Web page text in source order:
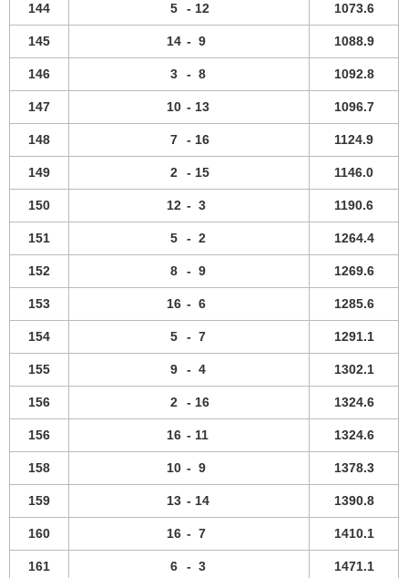
144 5 - 12 1073.6
145 14 - 9 1088.9
146 3 - 8 1092.8
147 10 - 13 1096.7
148 7 - 16 1124.9
149 2 - 15 1146.0
150 12 - 3 1190.6
151 5 - 2 1264.4
152 8 - 9 1269.6
153 16 - 6 1285.6
154 5 - 7 1291.1
155 9 - 4 1302.1
156 2 - 16 1324.6
156 16 - 11 1324.6
158 10 - 9 1378.3
159 13 - 14 1390.8
160 16 - 7 1410.1
161 6 - 3 1471.1